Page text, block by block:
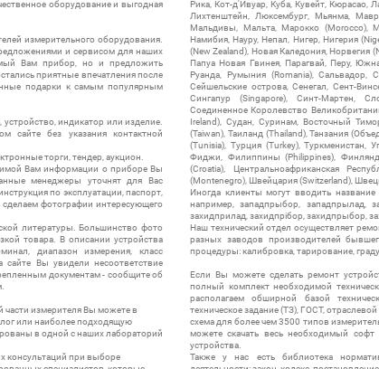
оборудование и выгодная
измерительного оборудования.
и сервисом для наших
Вам прибор, но и предложить
приятные впечатления после
подарки к самым популярным
индикатор или изделие.
сайте без указания контактной
торги, тендер, аукцион.
Вам информации о приборе Вы
менеджеры уточнят для Вас
по эксплуатации, паспорт,
фотографии интересующего
литературы. Большинство фото
товара. В описании устройства
диапазон измерения, класс
сайте Вы увидели несоответствие
документам - сообщите об
части измерителя Вы можете в
или наиболее подходящую
в одной с наших лабораторий
консультаций при выборе
Рика, Кот-д'Ивуар, Куба, Кувейт, Кюрасао,
Лихтенштейн, Люксембург, Мьянма,
Мальдивы, Мальта, Марокко (Morocco),
Намибия, Науру, Непал, Нигер, Нигерия
(New Zealand), Новая Каледония, Норвегия
Папуа Новая Гвинея, Парагвай, Перу,
Руанда, Румыния (Romania), Сальвадор,
Сейшельские острова, Сенегал, Сент-
Сингапур (Singapore), Синт-Мартен,
Соединенное Королевство
Ireland), Судан, Суринам, Восточный
(Taiwan), Таиланд (Thailand), Танзания
(Tunisia), Турция (Turkey), Туркменистан,
Фиджи, Филиппины (Philippines),
(Croatia), Центральноафриканская
(Montenegro), Швейцария (Switzerland),
Иногда клиенты могут вводить
например, западпрыбор, западпрылад,
захидприлад, захидпрібор, захидпрыбор,
Наш технический отдел осуществляет
разных заводов производителей
процедуры: калибровка, тарирование,
Если Вы можете сделать ремонт
полный комплект необходимой
располагаем обширной базой
техническое задание (ТЗ), ГОСТ,
схема для более чем 3500 типов
можете скачать весь необходимый
устройства.
Также у нас есть библиотека